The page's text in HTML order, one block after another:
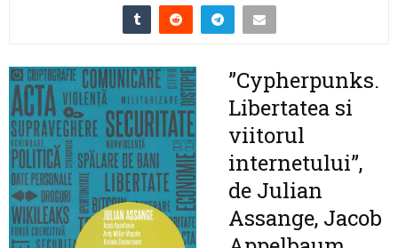
”Cypherpunks.
Libertatea si
viitorul
internetului”,
de Julian
Assange, Jacob